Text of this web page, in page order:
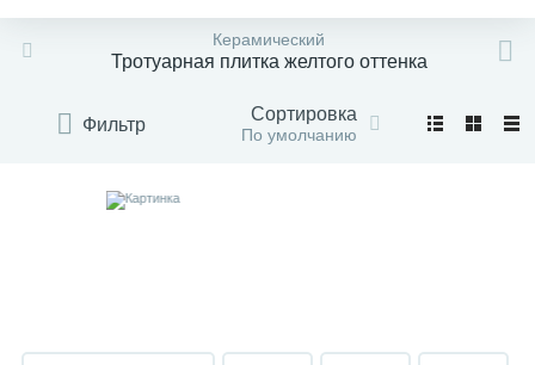
Керамический
Тротуарная плитка желтого оттенка
Фильтр Сортировка
По умолчанию